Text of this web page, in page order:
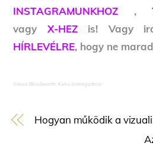
INSTAGRAMUNKHOZ ,
vagy X-HEZis! Vagy
HÍRLEVÉLRE, hogy ne
Venice Bloodworth: Kulcs önmagadhoz
Hogyan működik a